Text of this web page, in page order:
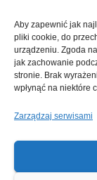
Aby zapewnić jak
pliki cookie, do
urządzeniu. Zgoda
jak zachowanie
stronie. Brak
wpłynąć na niektóre
Zarządzaj serwisami